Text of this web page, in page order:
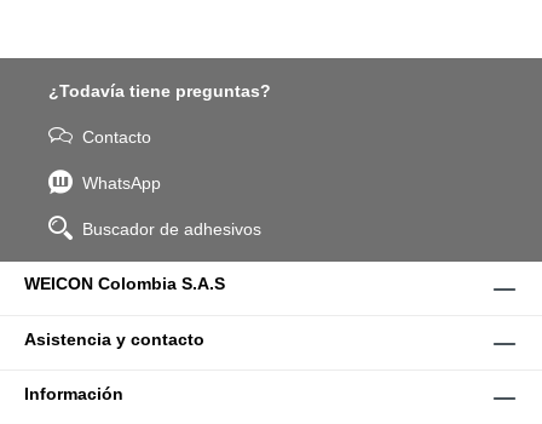
¿Todavía tiene preguntas?
Contacto
WhatsApp
Buscador de adhesivos
WEICON Colombia S.A.S
Asistencia y contacto
Información